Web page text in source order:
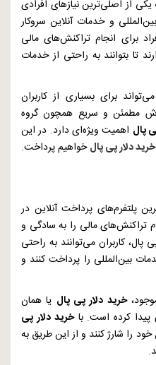
یکی از اصلی‌ترین نیازهای افرادی
و خدمات آنلاین سروکار
برای انجام تراکنش‌های مالی
تا بتوانند به راحتی از خدمات
می‌تواند برای بسیاری از کاربران
مطمئن و سریع همچون گروه
پال اهمیت ویژه‌ای دارد. در این
خرید دلار پی پالخواهیم پرداخت.
پلتفرم‌های پرداخت آنلاین در
تراکنش‌های مالی را به سادگی و
پال، کاربران می‌توانند به راحتی
بین‌المللی را پرداخت کنند و
خرید دلار پی پال یا همان
پیدا کرده است. باخرید دلار پی
را شارژ کنند و از این طریق به